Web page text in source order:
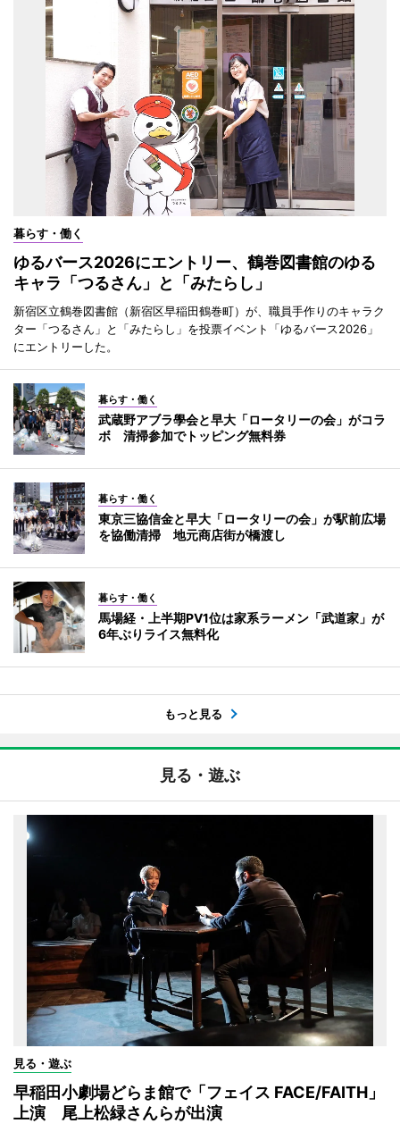
暮らす・働く
ゆるバース2026にエントリー、鶴巻図書館のゆる
キャラ「つるさん」と「みたらし」
新宿区立鶴巻図書館（新宿区早稲田鶴巻町）が、職員手作りのキャラク
ター「つるさん」と「みたらし」を投票イベント「ゆるバース2026」
にエントリーした。
暮らす・働く
武蔵野アブラ學会と早大「ロータリーの会」がコラ
ボ 清掃参加でトッピング無料券
暮らす・働く
東京三協信金と早大「ロータリーの会」が駅前広場
を協働清掃 地元商店街が橋渡し
暮らす・働く
馬場経・上半期PV1位は家系ラーメン「武道家」が
6年ぶりライス無料化
もっと見る
見る・遊ぶ
見る・遊ぶ
早稲田小劇場どらま館で「フェイス FACE/FAITH」
上演 尾上松緑さんらが出演